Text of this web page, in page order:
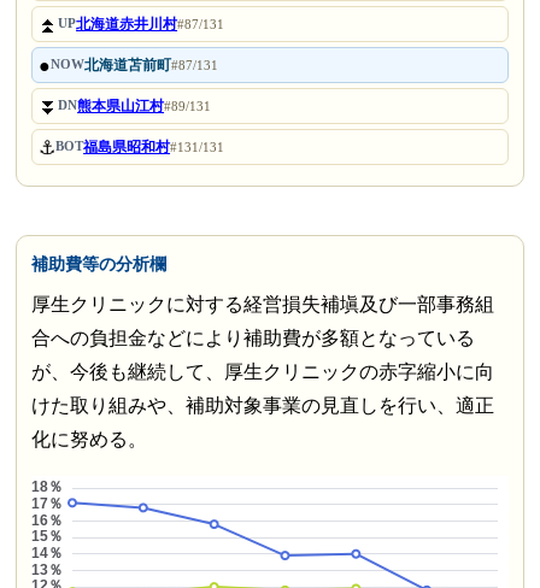
⏫UP北海道赤井川村#87/131
●NOW北海道苫前町#87/131
⏬DN熊本県山江村#89/131
⚓BOT福島県昭和村#131/131
補助費等の分析欄
厚生クリニックに対する経営損失補塡及び一部事務組
合への負担金などにより補助費が多額となっている
が、今後も継続して、厚生クリニックの赤字縮小に向
けた取り組みや、補助対象事業の見直しを行い、適正
化に努める。